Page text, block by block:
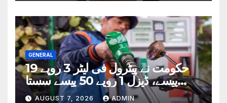
GENERAL
حکومت نے پیٹرول فی لیٹر 3 روپے 19
پیسے، ڈیزل 1 روپے 50 پیسے سستا
کردیا
AUGUST 7, 2026 ADMIN